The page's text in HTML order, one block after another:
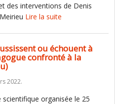
des interventions de Denis
Lire la suite
ou échouent à
confronté à la
2022.
organisée le 25